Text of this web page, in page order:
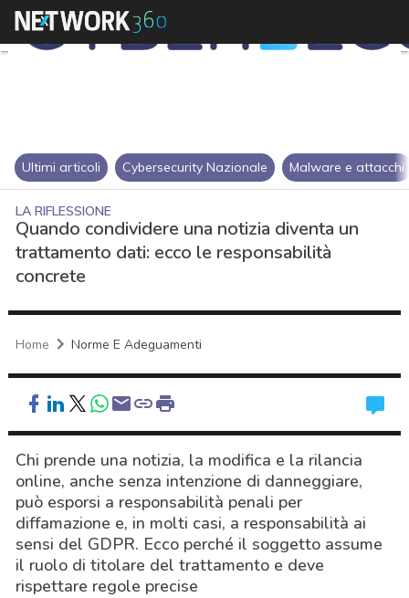
Ultimi articoli Cybersecurity Nazionale Malware e attacchi
LA RIFLESSIONE
Quando condividere una notizia diventa un
trattamento dati: ecco le responsabilità
concrete
Home Norme E Adeguamenti
Chi prende una notizia, la modifica e la rilancia
online, anche senza intenzione di danneggiare,
può esporsi a responsabilità penali per
diffamazione e, in molti casi, a responsabilità ai
sensi del GDPR. Ecco perché il soggetto assume
il ruolo di titolare del trattamento e deve
rispettare regole precise